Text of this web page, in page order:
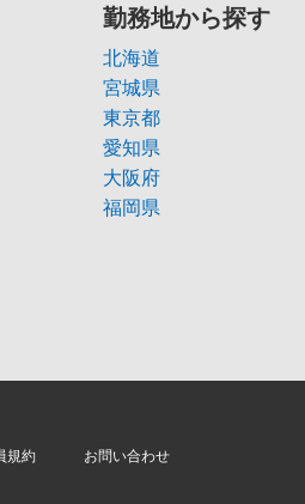
勤務地から探す
北海道
宮城県
東京都
愛知県
大阪府
福岡県
規約 お問い合わせ